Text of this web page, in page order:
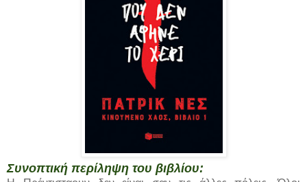
Συνοπτική περίληψη του βιβλίου: